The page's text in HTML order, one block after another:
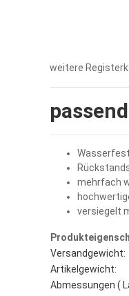
weitere
mehrfach
versiegelt
Versandgewicht:
Artikelgewicht:
Abmessungen (